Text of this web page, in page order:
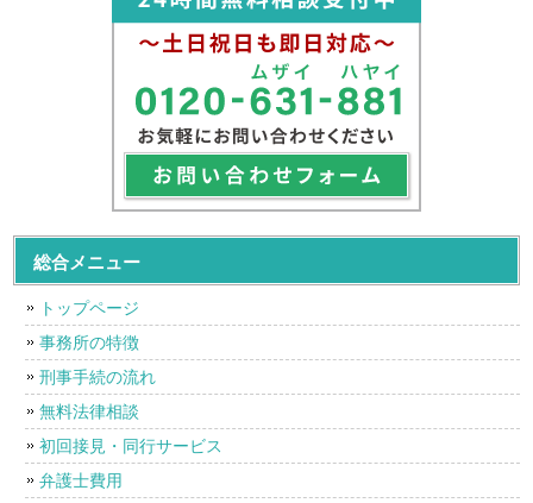
総合メニュー
トップページ
事務所の特徴
刑事手続の流れ
無料法律相談
初回接見・同行サービス
弁護士費用